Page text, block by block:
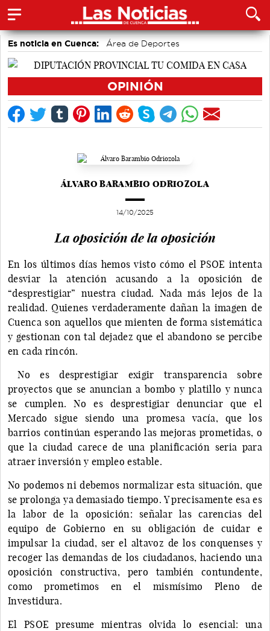
Es noticia en Cuenca:
Área de Deportes
Auditorio de Cuenca
OPINIÓN
ÁLVARO BARAMBIO ODRIOZOLA
14/10/2025
La oposición de la oposición
En los últimos días hemos visto cómo el PSOE intenta
desviar la atención acusando a la oposición de
“desprestigiar” nuestra ciudad. Nada más lejos de la
realidad. Quienes verdaderamente dañan la imagen de
Cuenca son aquellos que mienten de forma sistemática
y gestionan con tal dejadez que el abandono se percibe
en cada rincón.
No es desprestigiar exigir transparencia sobre
proyectos que se anuncian a bombo y platillo y nunca
se cumplen. No es desprestigiar denunciar que el
Mercado sigue siendo una promesa vacía, que los
barrios continúan esperando las mejoras prometidas, o
que la ciudad carece de una planificación seria para
atraer inversión y empleo estable.
No podemos ni debemos normalizar esta situación, que
se prolonga ya demasiado tiempo. Y precisamente esa es
la labor de la oposición: señalar las carencias del
equipo de Gobierno en su obligación de cuidar e
impulsar la ciudad, ser el altavoz de los conquenses y
recoger las demandas de los ciudadanos, haciendo una
oposición constructiva, pero también contundente,
como prometimos en el mismísimo Pleno de
Investidura.
El PSOE presume mientras olvida lo esencial: una